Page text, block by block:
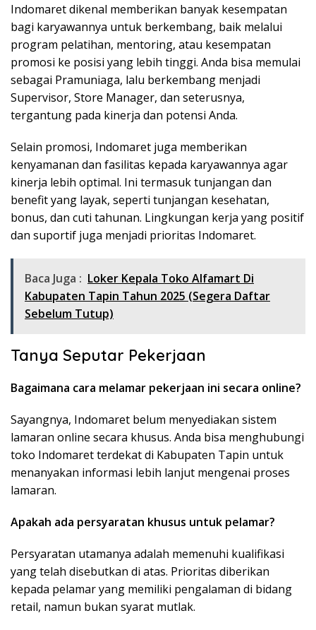
Indomaret dikenal memberikan banyak kesempatan
bagi karyawannya untuk berkembang, baik melalui
program pelatihan, mentoring, atau kesempatan
promosi ke posisi yang lebih tinggi. Anda bisa memulai
sebagai Pramuniaga, lalu berkembang menjadi
Supervisor, Store Manager, dan seterusnya,
tergantung pada kinerja dan potensi Anda.
Selain promosi, Indomaret juga memberikan
kenyamanan dan fasilitas kepada karyawannya agar
kinerja lebih optimal. Ini termasuk tunjangan dan
benefit yang layak, seperti tunjangan kesehatan,
bonus, dan cuti tahunan. Lingkungan kerja yang positif
dan suportif juga menjadi prioritas Indomaret.
Baca Juga : Loker Kepala Toko Alfamart Di
Kabupaten Tapin Tahun 2025 (Segera Daftar
Sebelum Tutup)
Tanya Seputar Pekerjaan
Bagaimana cara melamar pekerjaan ini secara online?
Sayangnya, Indomaret belum menyediakan sistem
lamaran online secara khusus. Anda bisa menghubungi
toko Indomaret terdekat di Kabupaten Tapin untuk
menanyakan informasi lebih lanjut mengenai proses
lamaran.
Apakah ada persyaratan khusus untuk pelamar?
Persyaratan utamanya adalah memenuhi kualifikasi
yang telah disebutkan di atas. Prioritas diberikan
kepada pelamar yang memiliki pengalaman di bidang
retail, namun bukan syarat mutlak.